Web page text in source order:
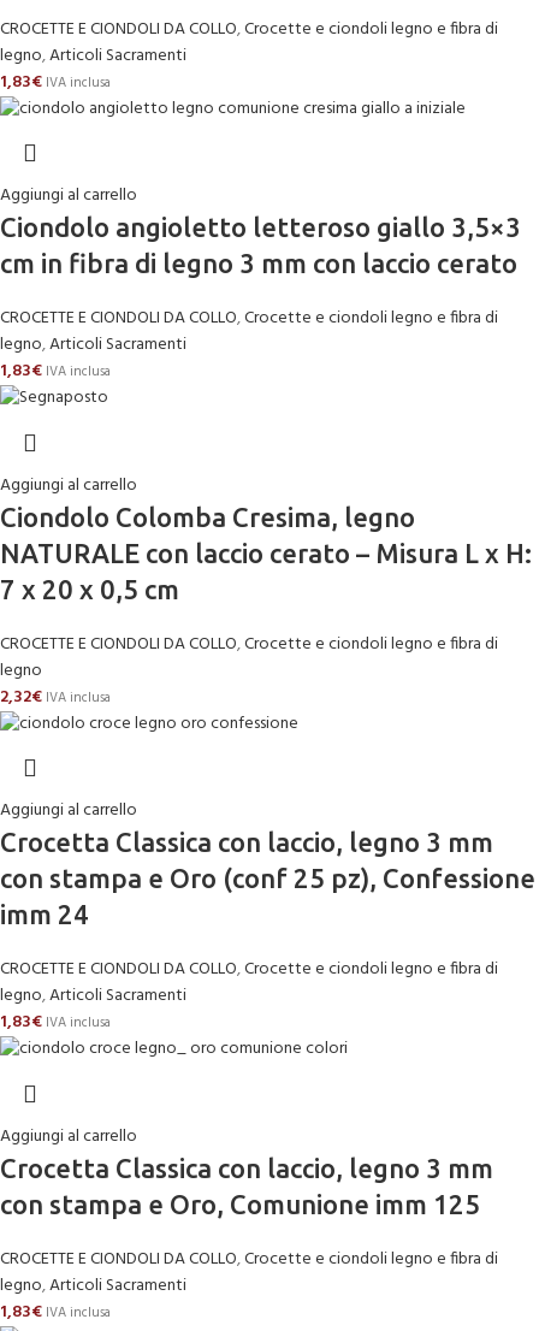
CROCETTE E CIONDOLI DA COLLO,Crocette e ciondoli legno e fibra di
legno,Articoli Sacramenti
1,83€ IVA inclusa
Aggiungi al carrello
Ciondolo angioletto letteroso giallo 3,5×3
cm in fibra di legno 3 mm con laccio cerato
CROCETTE E CIONDOLI DA COLLO,Crocette e ciondoli legno e fibra di
legno,Articoli Sacramenti
1,83€ IVA inclusa
Aggiungi al carrello
Ciondolo Colomba Cresima, legno
NATURALE con laccio cerato – Misura L x H:
7 x 20 x 0,5 cm
CROCETTE E CIONDOLI DA COLLO,Crocette e ciondoli legno e fibra di
legno
2,32€ IVA inclusa
Aggiungi al carrello
Crocetta Classica con laccio, legno 3 mm
con stampa e Oro (conf 25 pz), Confessione
imm 24
CROCETTE E CIONDOLI DA COLLO,Crocette e ciondoli legno e fibra di
legno,Articoli Sacramenti
1,83€ IVA inclusa
Aggiungi al carrello
Crocetta Classica con laccio, legno 3 mm
con stampa e Oro, Comunione imm 125
CROCETTE E CIONDOLI DA COLLO,Crocette e ciondoli legno e fibra di
legno,Articoli Sacramenti
1,83€ IVA inclusa